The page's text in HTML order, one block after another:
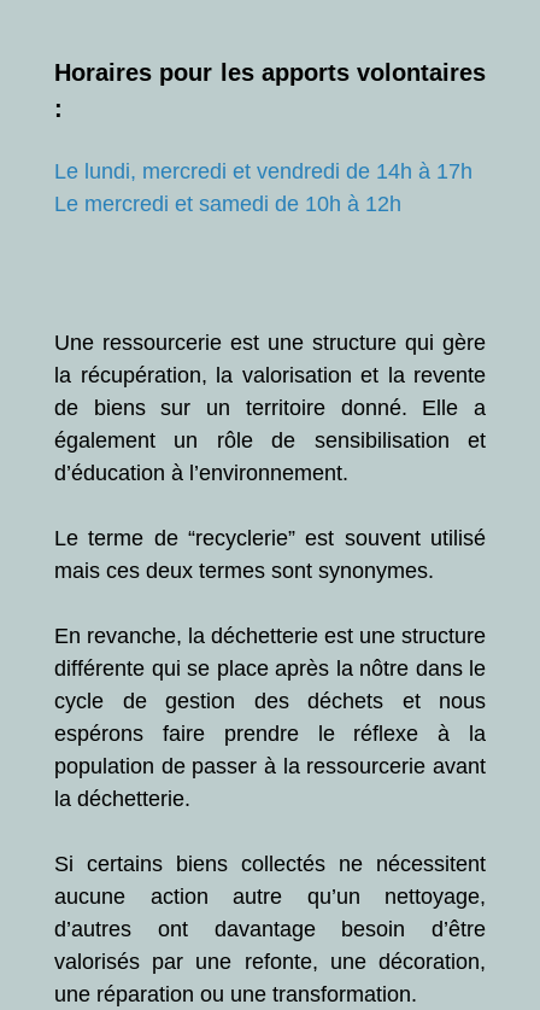
Horaires pour les apports volontaires
:
Le lundi, mercredi et vendredi de 14h à 17h
Le mercredi et samedi de 10h à 12h
Une ressourcerie est une structure qui gère
la récupération, la valorisation et la revente
de biens sur un territoire donné. Elle a
également un rôle de sensibilisation et
d’éducation à l’environnement.
Le terme de “recyclerie” est souvent utilisé
mais ces deux termes sont synonymes.
En revanche, la déchetterie est une structure
différente qui se place après la nôtre dans le
cycle de gestion des déchets et nous
espérons faire prendre le réflexe à la
population de passer à la ressourcerie avant
la déchetterie.
Si certains biens collectés ne nécessitent
aucune action autre qu’un nettoyage,
d’autres ont davantage besoin d’être
valorisés par une refonte, une décoration,
une réparation ou une transformation.